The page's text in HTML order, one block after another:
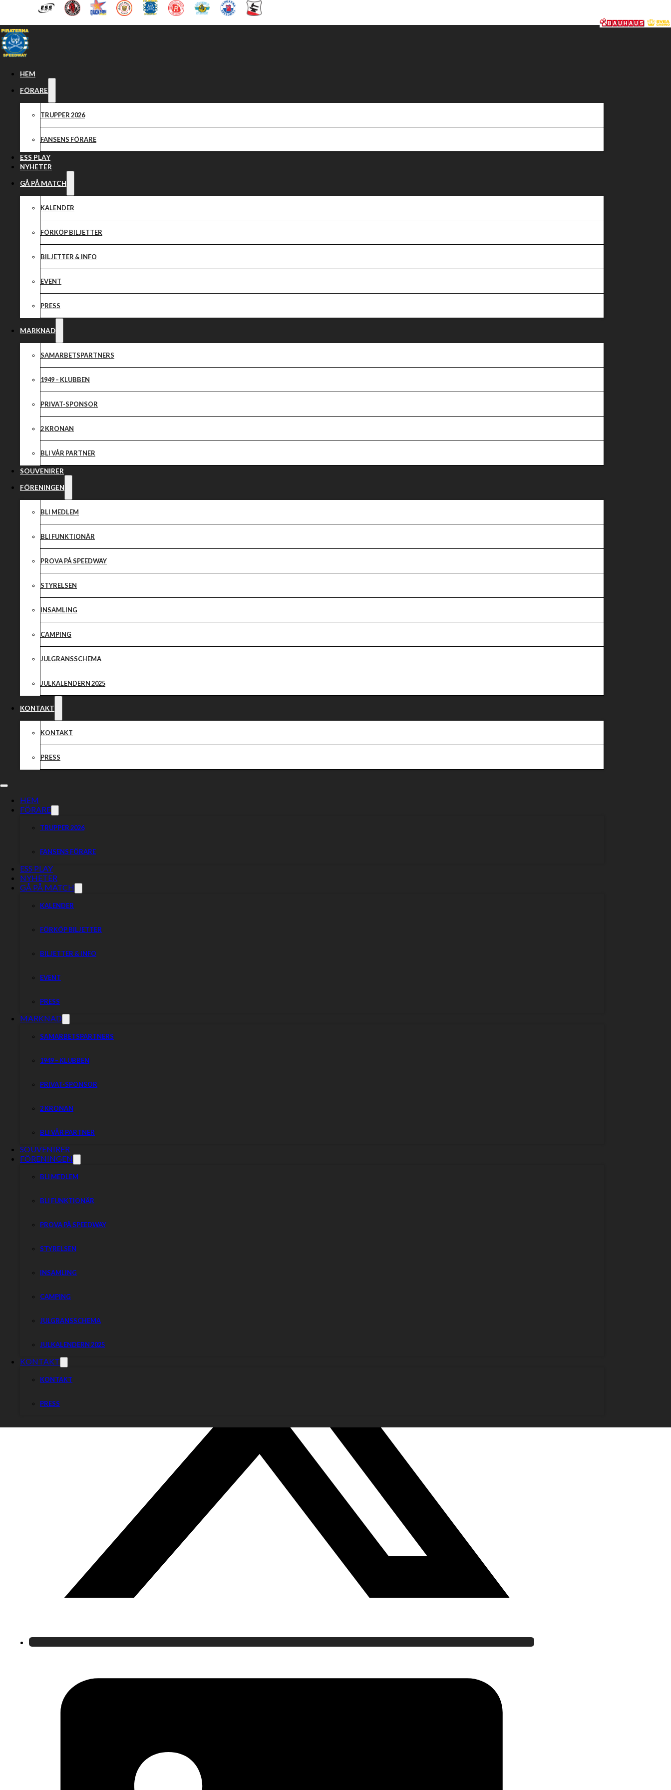
Hoppa till huvudinnehåll Hoppa till sidfot
HEM
FÖRARE
TRUPPER 2026
FANSENS FÖRARE
ESS PLAY
NYHETER
GÅ PÅ MATCH
KALENDER
FÖRKÖP BILJETTER
BILJETTER & INFO
EVENT
PRESS
MARKNAD
SAMARBETSPARTNERS
1949 – KLUBBEN
PRIVAT-SPONSOR
2 KRONAN
BLI VÅR PARTNER
SOUVENIRER
FÖRENINGEN
BLI MEDLEM
BLI FUNKTIONÄR
PROVA PÅ SPEEDWAY
STYRELSEN
INSAMLING
CAMPING
JULGRANSSCHEMA
JULKALENDERN 2025
KONTAKT
KONTAKT
PRESS
HEM
FÖRARE
TRUPPER 2026
FANSENS FÖRARE
ESS PLAY
NYHETER
GÅ PÅ MATCH
KALENDER
FÖRKÖP BILJETTER
BILJETTER & INFO
EVENT
PRESS
MARKNAD
SAMARBETSPARTNERS
1949 – KLUBBEN
PRIVAT-SPONSOR
2 KRONAN
BLI VÅR PARTNER
SOUVENIRER
FÖRENINGEN
BLI MEDLEM
BLI FUNKTIONÄR
PROVA PÅ SPEEDWAY
STYRELSEN
INSAMLING
CAMPING
JULGRANSSCHEMA
JULKALENDERN 2025
KONTAKT
KONTAKT
PRESS
SAMARBETSPARTNER 2026
Som samarbetspartner 2026 presenteras stolt
ASKLING BIL
0141-203580
Facebook
Dela nyheten: